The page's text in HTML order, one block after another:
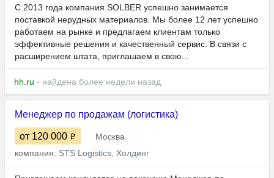
С 2013 года компания SOLBER успешно занимается
поставкой нерудных материалов. Мы более 12 лет успешно
работаем на рынке и предлагаем клиентам только
эффективные решения и качественный сервис. В связи с
расширением штата, приглашаем в свою...
hh.ru - найдена более недели назад
Менеджер по продажам (логистика)
от 120 000
Москва
компания: STS Logistics, Холдинг